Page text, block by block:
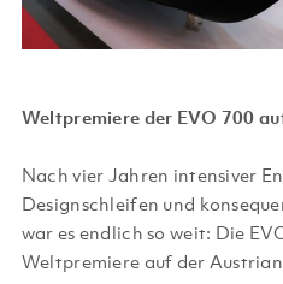
Weltpremiere der EVO 700
Nach vier Jahren intensiver
Designschleifen und
war es endlich so weit: Die
Weltpremiere auf der